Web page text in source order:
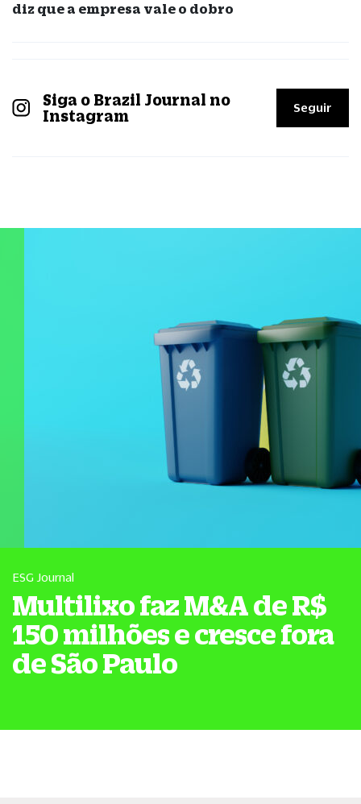
diz que a empresa vale o dobro
Siga o Brazil Journal no
Instagram
Seguir
ESG Journal
Multilixo faz M&A de R$
150 milhões e cresce fora
de São Paulo